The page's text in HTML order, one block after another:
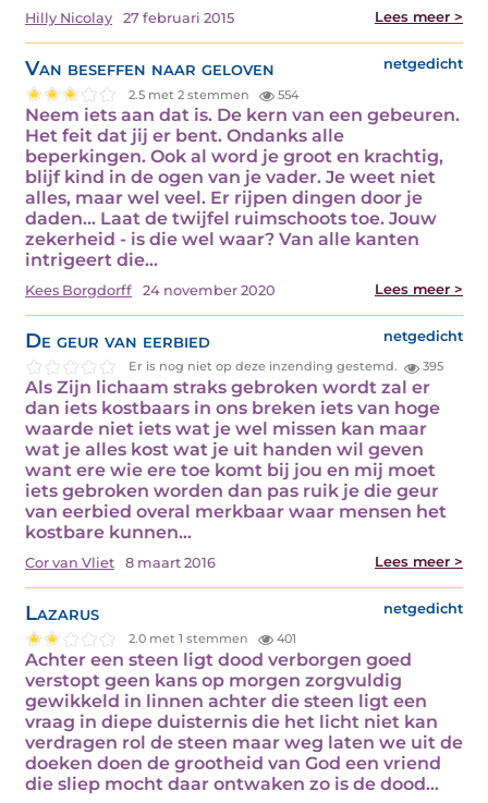
Hilly Nicolay 27 februari 2015 Lees meer >
Van beseffen naar geloven netgedicht
2.5 met 2 stemmen 554
Neem iets aan dat is. De kern van een gebeuren.
Het feit dat jij er bent. Ondanks alle
beperkingen. Ook al word je groot en krachtig,
blijf kind in de ogen van je vader. Je weet niet
alles, maar wel veel. Er rijpen dingen door je
daden... Laat de twijfel ruimschoots toe. Jouw
zekerheid - is die wel waar? Van alle kanten
intrigeert die…
Kees Borgdorff 24 november 2020 Lees meer >
De geur van eerbied netgedicht
Er is nog niet op deze inzending gestemd. 395
Als Zijn lichaam straks gebroken wordt zal er
dan iets kostbaars in ons breken iets van hoge
waarde niet iets wat je wel missen kan maar
wat je alles kost wat je uit handen wil geven
want ere wie ere toe komt bij jou en mij moet
iets gebroken worden dan pas ruik je die geur
van eerbied overal merkbaar waar mensen het
kostbare kunnen…
Cor van Vliet 8 maart 2016 Lees meer >
Lazarus netgedicht
2.0 met 1 stemmen 401
Achter een steen ligt dood verborgen goed
verstopt geen kans op morgen zorgvuldig
gewikkeld in linnen achter die steen ligt een
vraag in diepe duisternis die het licht niet kan
verdragen rol de steen maar weg laten we uit de
doeken doen de grootheid van God een vriend
die sliep mocht daar ontwaken zo is de dood…